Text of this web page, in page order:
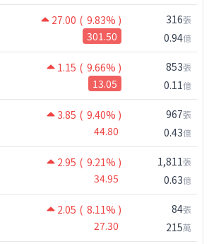
27.00 ( 9.83% )
301.50
316張
0.94億
1.15 ( 9.66% )
13.05
853張
0.11億
3.85 ( 9.40% )
44.80
967張
0.43億
2.95 ( 9.21% )
34.95
1,811張
0.63億
2.05 ( 8.11% )
27.30
84張
215萬